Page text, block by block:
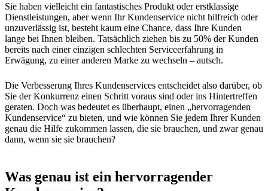
Sie haben vielleicht ein fantastisches Produkt oder erstklassige
Dienstleistungen, aber wenn Ihr Kundenservice nicht hilfreich oder
unzuverlässig ist, besteht kaum eine Chance, dass Ihre Kunden
lange bei Ihnen bleiben. Tatsächlich ziehen bis zu 50% der Kunden
bereits nach einer einzigen schlechten Serviceerfahrung in
Erwägung, zu einer anderen Marke zu wechseln – autsch.
Die Verbesserung Ihres Kundenservices entscheidet also darüber, ob
Sie der Konkurrenz einen Schritt voraus sind oder ins Hintertreffen
geraten. Doch was bedeutet es überhaupt, einen „hervorragenden
Kundenservice“ zu bieten, und wie können Sie jedem Ihrer Kunden
genau die Hilfe zukommen lassen, die sie brauchen, und zwar genau
dann, wenn sie sie brauchen?
Was genau ist ein hervorragender